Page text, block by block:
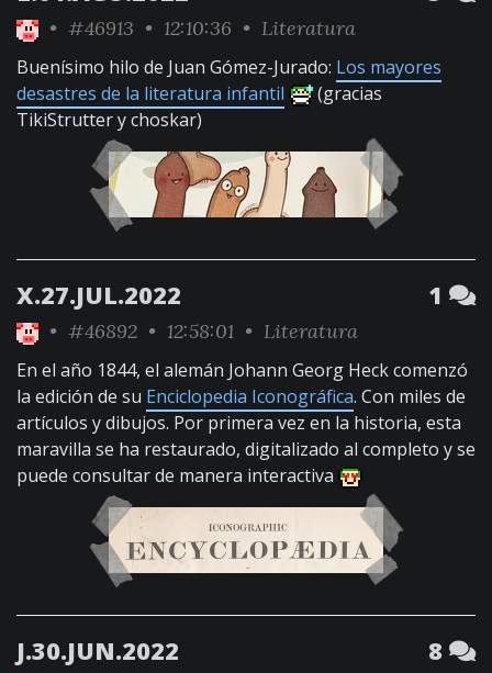
• #46913 • 12:10:36 • Literatura
Buenísimo hilo de Juan Gómez-Jurado: Los mayores
desastres de la literatura infantil
(gracias
TikiStrutter y choskar)
X.27.JUL.2022 1
• #46892 • 12:58:01 • Literatura
En el año 1844, el alemán Johann Georg Heck comenzó
la edición de su Enciclopedia Iconográfica. Con miles de
artículos y dibujos. Por primera vez en la historia, esta
maravilla se ha restaurado, digitalizado al completo y se
puede consultar de manera interactiva
J.30.JUN.2022 8